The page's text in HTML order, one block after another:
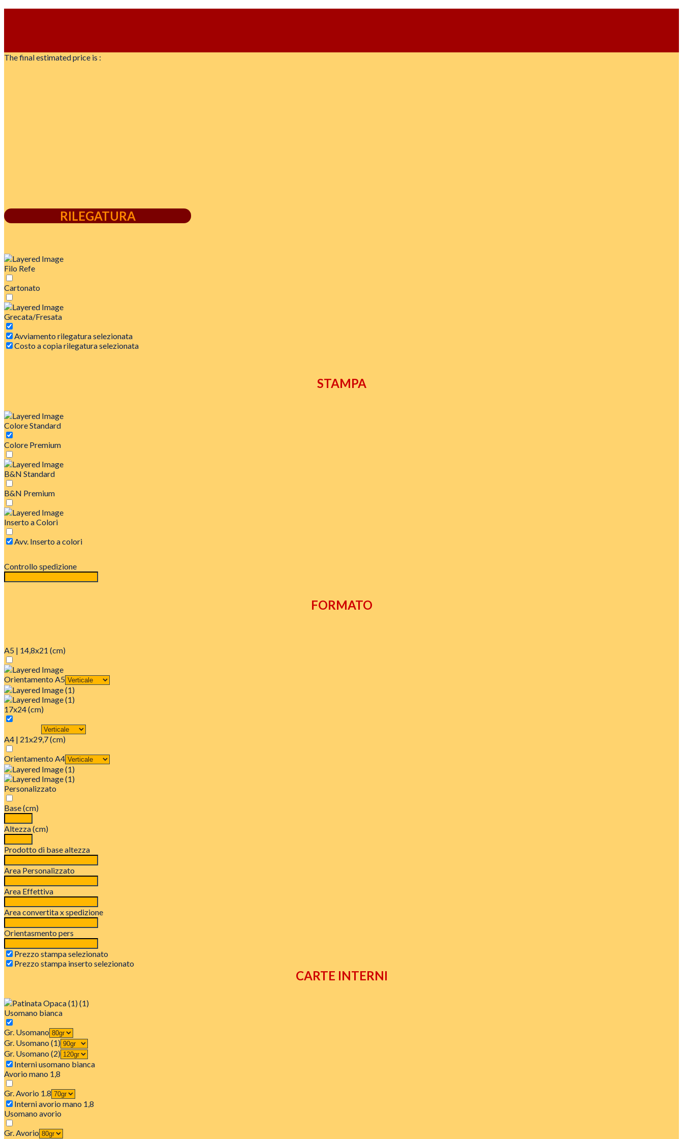
The final estimated price is :
RILEGATURA
Filo Refe
Cartonato
Grecata/Fresata
Avviamento rilegatura selezionata
Costo a copia rilegatura selezionata
STAMPA
Colore Standard
Colore Premium
B&N Standard
B&N Premium
Inserto a Colori
Avv. Inserto a colori
Controllo spedizione
FORMATO
A5 | 14,8x21 (cm)
Orientamento A5
17x24 (cm)
A4 | 21x29,7 (cm)
Orientamento A4
Personalizzato
Base (cm)
Altezza (cm)
Prodotto di base altezza
Area Personalizzato
Area Effettiva
Area convertita x spedizione
Orientasmento pers
Prezzo stampa selezionato
Prezzo stampa inserto selezionato
CARTE INTERNI
Usomano bianca
Gr. Usomano
Gr. Usomano (1)
Gr. Usomano (2)
Interni usomano bianca
Avorio mano 1,8
Gr. Avorio 1.8
Interni avorio mano 1,8
Usomano avorio
Gr. Avorio